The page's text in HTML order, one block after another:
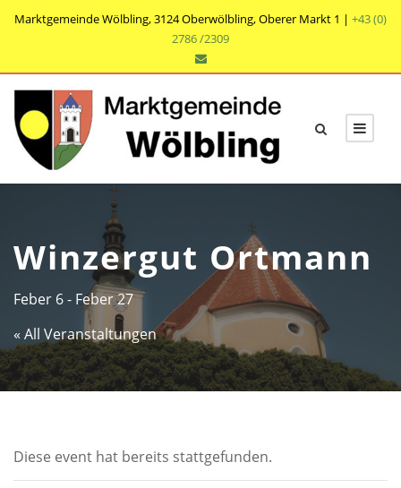
Marktgemeinde Wölbling, 3124 Oberwölbling, Oberer Markt 1 | +43 (0)
2786 /2309
Winzergut Ortmann
Feber 6- Feber 27
« All Veranstaltungen
Diese event hat bereits stattgefunden.